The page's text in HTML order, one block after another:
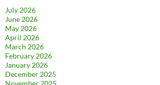
July 2026
June 2026
May 2026
April 2026
March 2026
February 2026
January 2026
December 2025
November 2025